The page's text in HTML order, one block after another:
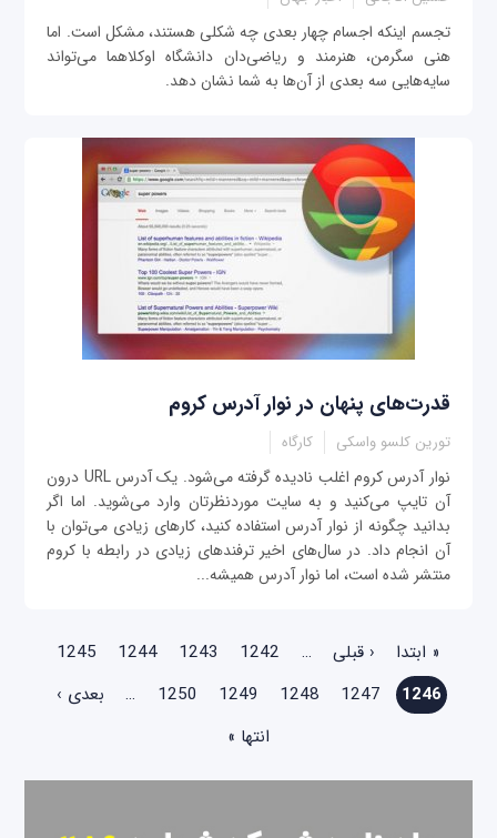
تجسم اینکه اجسام چهار بعدی چه شکلی هستند، مشکل است. اما
هنی سگرمن، هنرمند و ریاضی‌دان دانشگاه اوکلاهما می‌تواند
سایه‌هایی سه بعدی از آن‌ها به شما نشان دهد.
قدرت‌های پنهان در نوار آدرس کروم
تورین کلسو واسکی کارگاه
نوار آدرس کروم اغلب نادیده گرفته می‌شود. یک آدرس URL درون
آن تایپ می‌کنید و به سایت موردنظرتان وارد می‌شوید. اما اگر
بدانید چگونه از نوار آدرس استفاده کنید، کارهای زیادی می‌توان با
آن انجام داد. در سال‌های اخیر ترفندهای زیادی در رابطه با کروم
منتشر شده است، اما نوار آدرس همیشه...
صفحه‌ها
« ابتدا ‹ قبلی …
1242
1243
1244
1245
1246
1247
1248
1249
1250
…
بعدی ›
انتها »